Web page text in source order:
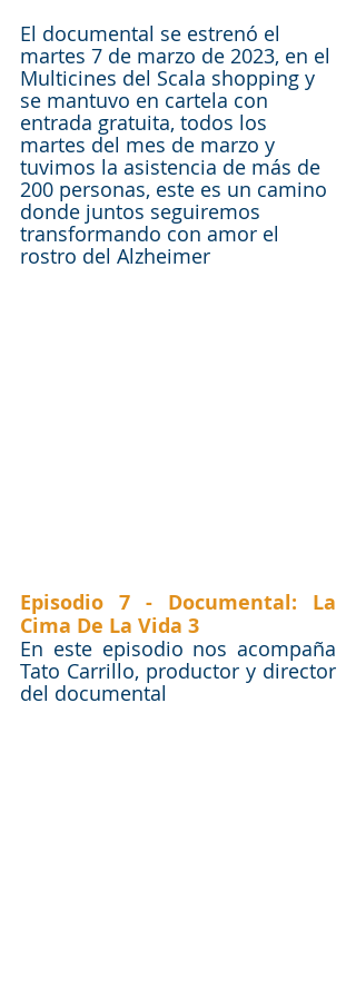
El documental se estrenó el
martes 7 de marzo de 2023, en el
Multicines del Scala shopping y
se mantuvo en cartela con
entrada gratuita, todos los
martes del mes de marzo y
tuvimos la asistencia de más de
200 personas, este es un camino
donde juntos seguiremos
transformando con amor el
rostro del Alzheimer
Episodio 7 - Documental: La
Cima De La Vida 3
En este episodio nos acompaña
Tato Carrillo, productor y director
del documental